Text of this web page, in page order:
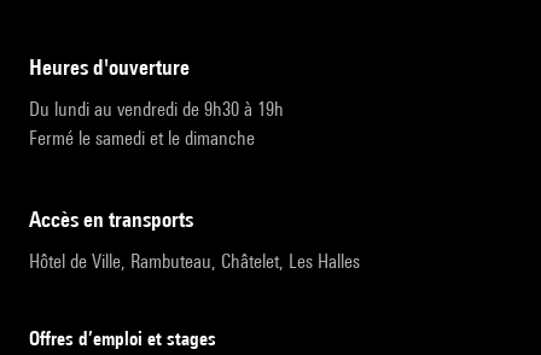
heures d'ouverture
Du lundi au vendredi de 9h30 à 19h
Fermé le samedi et le dimanche
accès en transports
Hôtel de Ville, Rambuteau, Châtelet, Les Halles
Offres d’emploi et stages